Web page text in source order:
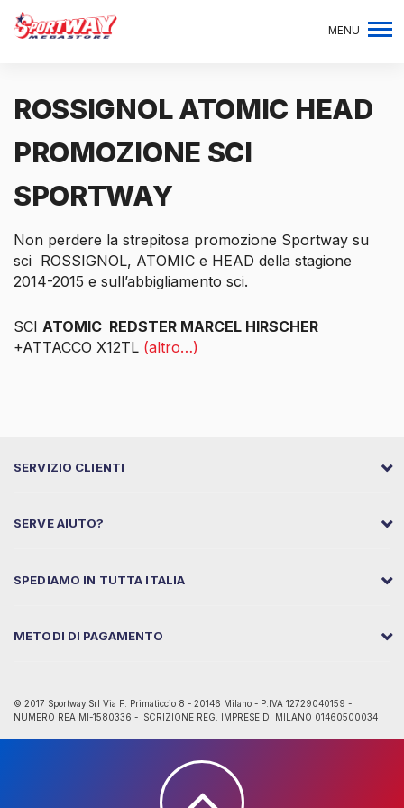
MENU
ROSSIGNOL ATOMIC HEAD
PROMOZIONE SCI
SPORTWAY
Non perdere la strepitosa promozione Sportway su
sci ROSSIGNOL, ATOMIC e HEAD della stagione
2014-2015 e sull’abbigliamento sci.
SCI ATOMIC REDSTER MARCEL HIRSCHER
+ATTACCO X12TL (altro…)
SERVIZIO CLIENTI
SERVE AIUTO?
SPEDIAMO IN TUTTA ITALIA
METODI DI PAGAMENTO
© 2017 Sportway Srl Via F. Primaticcio 8 - 20146 Milano - P.IVA 12729040159 -
NUMERO REA MI-1580336 - ISCRIZIONE REG. IMPRESE DI MILANO 01460500034